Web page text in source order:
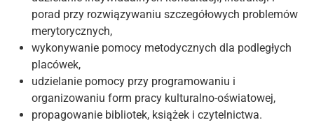
porad przy rozwiązywaniu szczegółowych problemów
merytorycznych,
wykonywanie pomocy metodycznych dla podległych
placówek,
udzielanie pomocy przy programowaniu i
organizowaniu form pracy kulturalno-oświatowej,
propagowanie bibliotek, książek i czytelnictwa.